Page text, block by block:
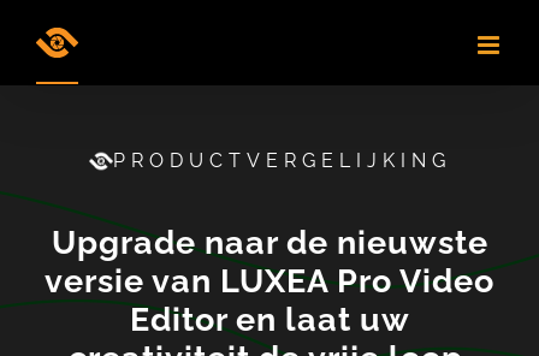
PRODUCTVERGELIJKING
Upgrade naar de nieuwste
versie van LUXEA Pro Video
Editor en laat uw